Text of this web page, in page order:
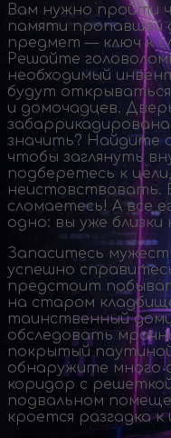
Вам нужно пройти
памяти пропавшей
предмет — ключ к
Решайте
необходимый
будут
и домочадцев.
значить? Найдите
чтобы заглянуть
подберетесь к
неистовствовать.
сломаетесь! А все
одно: вы уже близки
Запаситесь
успешно
предстоит
на старом
таинственный
обследовать
покрытый
обнаружите много
коридор с
подвальном
кроется разгадка